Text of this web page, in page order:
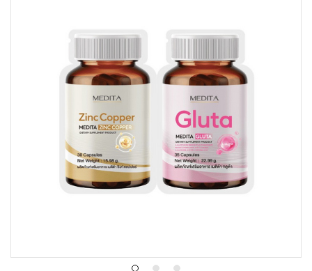
เครื่องดื่มและผงชงดื่ม
เครื่องปรุงรสและของแห้ง
ขนมขบเคี้ยว และช็อคโกแลต
พระเครื่อง test pop